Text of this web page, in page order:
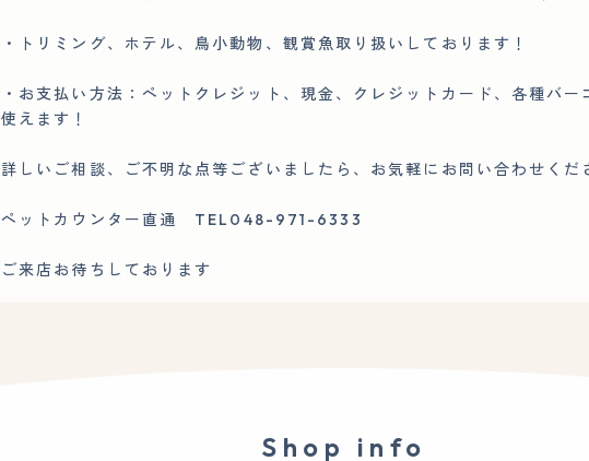
・トリミング、ホテル、鳥小動物、観賞魚取り扱いしております！
・お支払い方法：ペットクレジット、現金、クレジットカード、各種バ
使えます！
詳しいご相談、ご不明な点等ございましたら、お気軽にお問い合わせくだ
ペットカウンター直通 TEL048-971-6333
ご来店お待ちしております
Shop info